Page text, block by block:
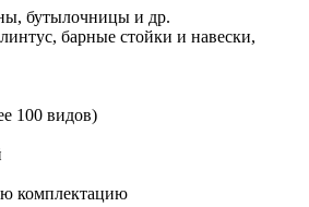
бутылочницы и др.
барные стойки и навески,
100 видов)
комплектацию